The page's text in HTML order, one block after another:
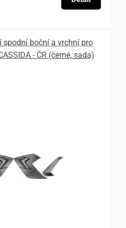
spodní boční a vrchní pro
- ČR (černé, sada)